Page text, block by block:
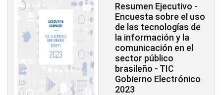
Resumen Ejecutivo -
Encuesta sobre el uso
de las tecnologías de
la información y la
comunicación en el
sector público
brasileño - TIC
Gobierno Electrónico
2023